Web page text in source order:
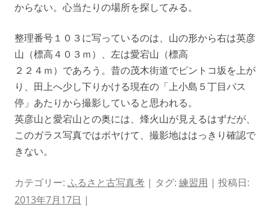
からない。心当たりの場所を探してみる。
整理番号１０３に写っているのは、山の形から右は英彦
山（標高４０３ｍ）、左は愛宕山（標高
２２４ｍ）であろう。昔の茂木街道でピントコ坂を上が
り、田上へ少し下りかける現在の「上小島５丁目バス
停」あたりから撮影していると思われる。
英彦山と愛宕山との奥には、烽火山が見えるはずだが、
このガラス写真ではボヤけて、撮影地ははっきり確認で
きない。
カテゴリー: ふるさと古写真考 | タグ: 練習用 | 投稿日:
2013年7月17日 |